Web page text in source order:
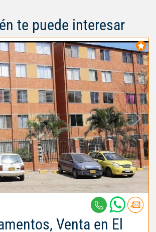
te puede interesar
Venta en El